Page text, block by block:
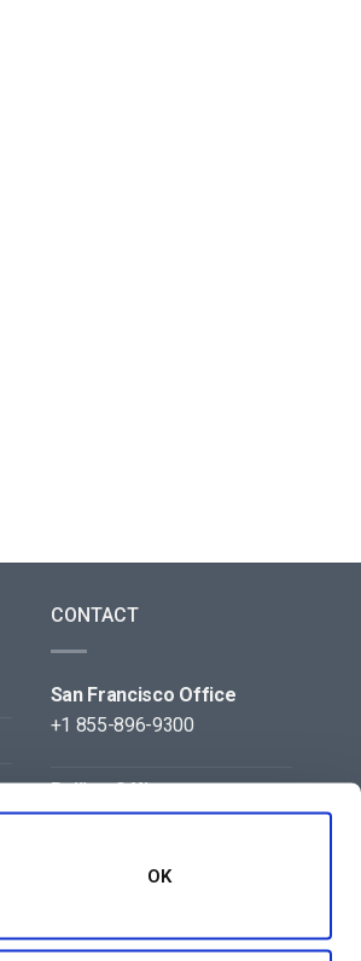
OK
CONTACT
San Francisco Office
+1 855-896-9300
Beijing Office
+86 105-123-5043